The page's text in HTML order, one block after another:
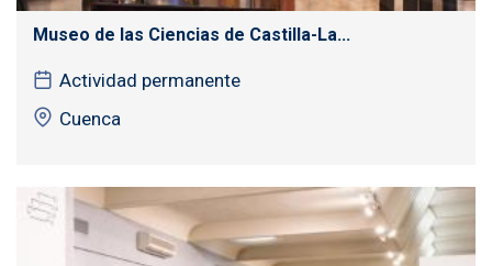
Museo de las Ciencias de Castilla-La...
Actividad permanente
Cuenca